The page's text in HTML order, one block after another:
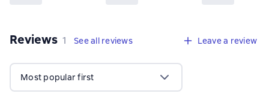
Reviews 1 review
1 See all reviews Leave a review
Most popular first